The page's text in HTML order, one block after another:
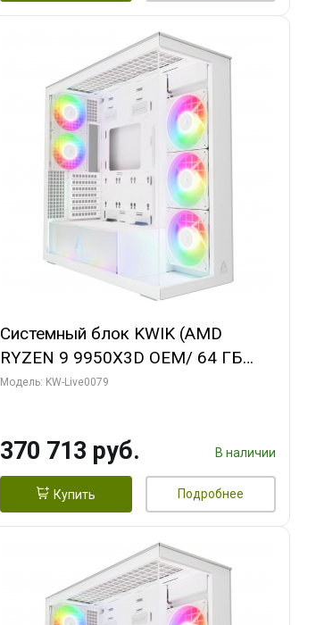
Системный блок KWIK (AMD
RYZEN 9 9950X3D OEM/ 64 ГБ
ОЗУ/ MSI RTX5080 SHADOW 3X OC
Модель: KW-Live0079
370 713 руб. В наличии
Купить Подробнее